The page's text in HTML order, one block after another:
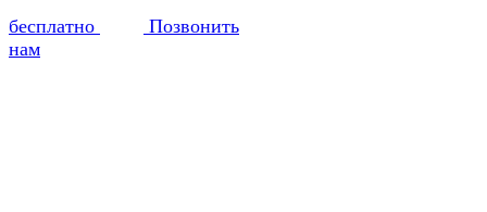
бесплатно
Позвонить
нам